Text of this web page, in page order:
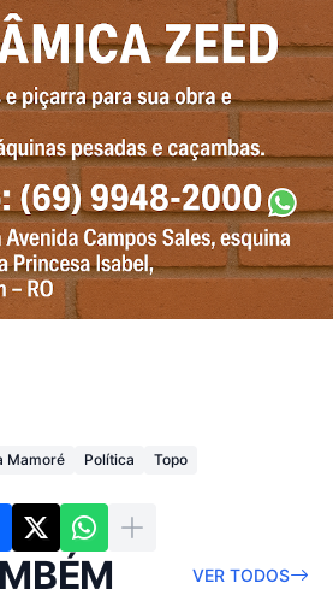
Mamoré Política Topo
VER TODOS